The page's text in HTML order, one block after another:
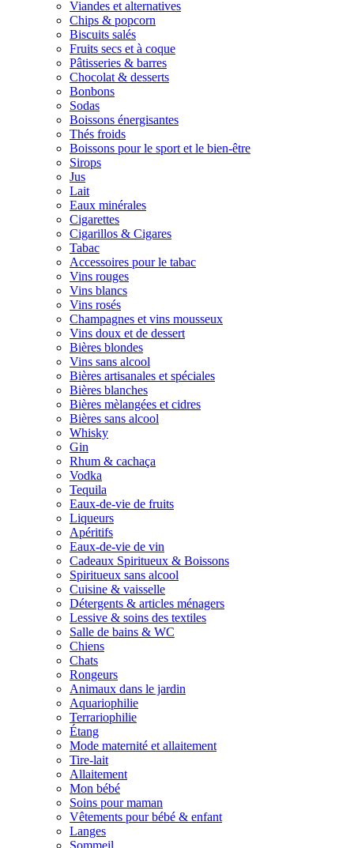
Viandes et alternatives
Chips & popcorn
Biscuits salés
Fruits secs et à coque
Pâtisseries & barres
Chocolat & desserts
Bonbons
Sodas
Boissons énergisantes
Thés froids
Boissons pour le sport et le bien-être
Sirops
Jus
Lait
Eaux minérales
Cigarettes
Cigarillos & Cigares
Tabac
Accessoires pour le tabac
Vins rouges
Vins blancs
Vins rosés
Champagnes et vins mousseux
Vins doux et de dessert
Bières blondes
Vins sans alcool
Bières artisanales et spéciales
Bières blanches
Bières mèlangées et cidres
Bières sans alcool
Whisky
Gin
Rhum & cachaça
Vodka
Tequila
Eaux-de-vie de fruits
Liqueurs
Apéritifs
Eaux-de-vie de vin
Cadeaux Spiritueux & Boissons
Spiritueux sans alcool
Cuisine & vaisselle
Détergents & articles ménagers
Lessive & soins des textiles
Salle de bains & WC
Chiens
Chats
Rongeurs
Animaux dans le jardin
Aquariophilie
Terrariophilie
Étang
Mode maternité et allaitement
Tire-lait
Allaitement
Mon bébé
Soins pour maman
Vêtements pour bébé & enfant
Langes
Sommeil